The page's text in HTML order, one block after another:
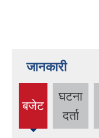
जानकारी
बजेट
tab)
घटना
दर्ता